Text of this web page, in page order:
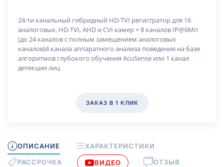
24-ти канальный гибридный HD-TVI регистратор для 16
аналоговых, HD-TVI, AHD и CVI камер + 8 каналов IP@6Мп
(до 24 каналов с полным замещением аналоговых
каналов)4 канала аппаратного анализа поведения на базе
алгоритмов глубокого обучения AcuSense или 1 канал
детекции лиц
ЗАКАЗ В 1 КЛИК
ОПИСАНИЕ
ХАРАКТЕРИСТИКИ
РАССРОЧКА
ВИДЕО
ОТЗЫВ